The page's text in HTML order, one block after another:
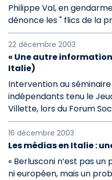
Philippe Val, en
dénonce les " flics de la
22 décembre 2003
« Une autre
Italie)
Intervention au
indépendants tenu le
Villette, lors du Forum
16 décembre 2003
Les médias en Italie :
« Berlusconi n’est pas
ni européen, mais un